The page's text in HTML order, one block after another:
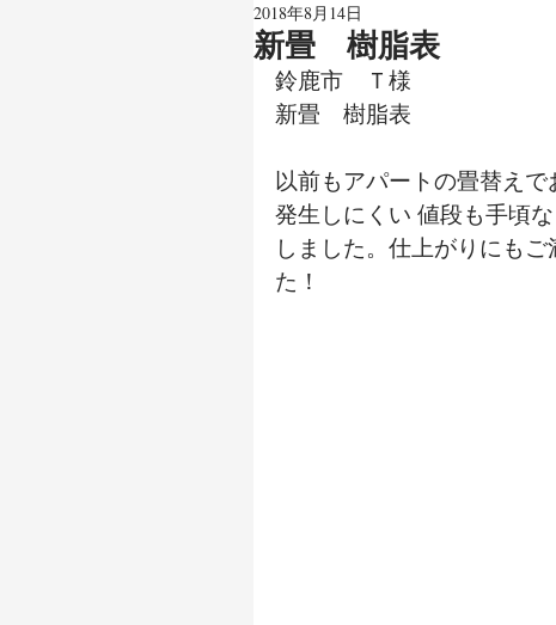
新畳 樹脂表
2018年8月14日
鈴鹿市　Ｔ様
新畳　樹脂表
以前もアパートの畳替え
発生しにくい 値段も手頃
しました。仕上がりにも
た！